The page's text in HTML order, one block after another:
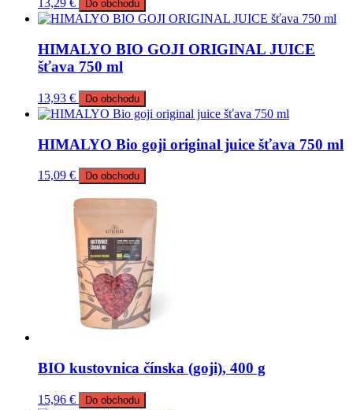
13,29 € Do obchodu
HIMALYO BIO GOJI ORIGINAL JUICE
šťava 750 ml
13,93 € Do obchodu
HIMALYO Bio goji original juice šťava 750 ml
15,09 € Do obchodu
BIO kustovnica čínska (goji), 400 g
15,96 € Do obchodu